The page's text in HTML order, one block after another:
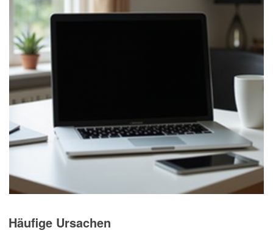
Häufige Ursachen